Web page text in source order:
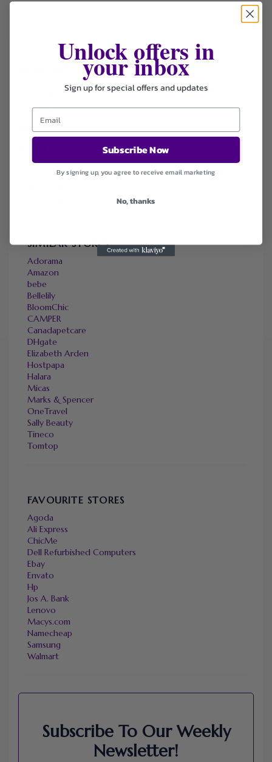
FILTER STORE
Coupons
Deals
Sort by
Newest
Popularity
SIMILAR STORES
Adorama
Amazon
bebe
Bellelily
BloomChic
CAMPER
Canadapetcare
DHgate
Elizabeth Arden
Hostpapa
Halara
Micas
Marks & Spencer
OneTravel
Sally Beauty
Tineco
Tomtop
FAVOURITE STORES
Agoda
Ali Express
ChicMe
Dell Refurbished Computers
Ebay
Envato
Hp
Jos A. Bank
Lenovo
Macys.com
Namecheap
Samsung
Walmart
Subscribe To Our Weekly
Newsletter!
Unlock offers in
your inbox
Sign up for special offers and updates
Subscribe Now
By signing up, you agree to receive email marketing
No, thanks